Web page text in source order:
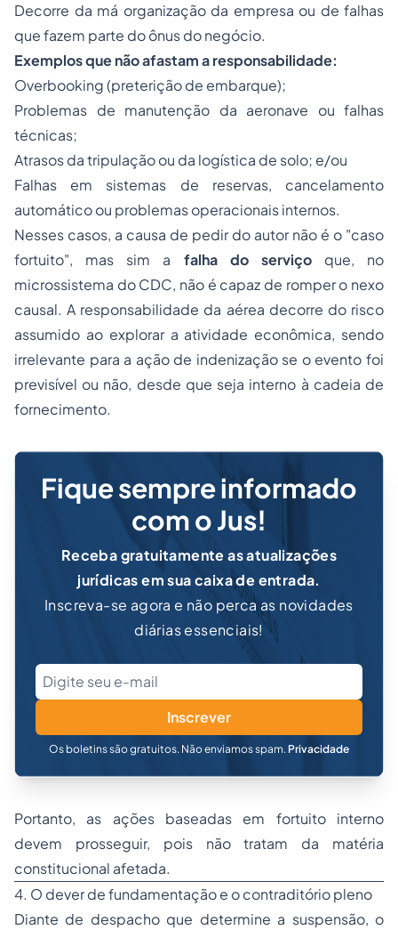
Decorre da má organização da empresa ou de falhas
que fazem parte doônusdo negócio.
Exemplos que não afastam a responsabilidade:
Overbooking(preterição de embarque);
Problemas de manutenção da aeronave ou falhas
técnicas;
Atrasos da tripulação ou da logística de solo; e/ou
Falhas em sistemas de reservas, cancelamento
automático ou problemas operacionais internos.
Nesses casos, a causa de pedir do autor não é o "caso
fortuito", mas sim a falha do serviçoque, no
microssistema do CDC, não é capaz de romper o nexo
causal. A responsabilidade da aérea decorre do risco
assumido ao explorar a atividade econômica, sendo
irrelevante para a ação de indenização se o evento foi
previsível ou não, desde que seja interno à cadeia de
fornecimento.
Fique sempre informado
com o Jus!
Receba gratuitamente as atualizações
jurídicas em sua caixa de entrada.
Inscreva-se agora e não perca as novidades
diárias essenciais!
Inscrever
Os boletins são gratuitos. Não enviamos spam. Privacidade
Portanto, as ações baseadas em fortuito interno
devem prosseguir, pois não tratam da matéria
constitucional afetada.
4. O dever de fundamentação e o contraditório pleno
Diante de despacho que determine a suspensão, o